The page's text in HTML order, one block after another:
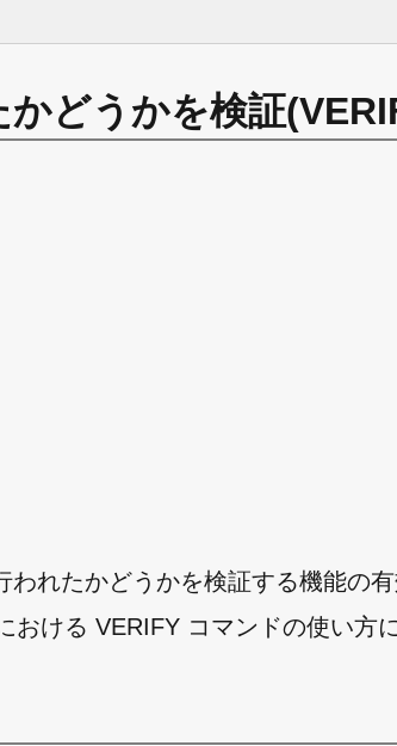
どうかを検証
れたかどうかを検証する機能の
おける VERIFY コマンドの使い方